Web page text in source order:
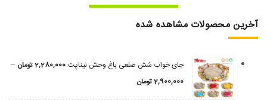
آخرین محصولات مشاهده شده
جای خواب شش ضلعی باغ وحش نیناپت 2,280,000تومان –
2,900,000تومان